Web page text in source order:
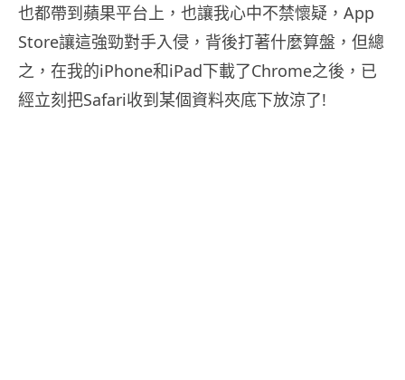
也都帶到蘋果平台上，也讓我心中不禁懷疑，App
Store讓這強勁對手入侵，背後打著什麼算盤，但總
之，在我的iPhone和iPad下載了Chrome之後，已
經立刻把Safari收到某個資料夾底下放涼了!